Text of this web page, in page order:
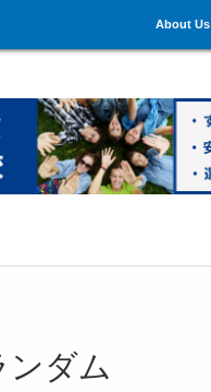
About Us
ダム